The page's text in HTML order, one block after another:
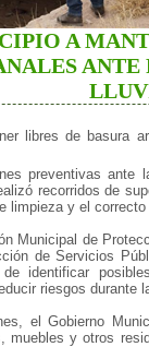
A
libres de basura
preventivas ante
recorridos de
limpieza y el
Municipal de
de Servicios
identificar
riesgos durante
el Gobierno
muebles y otros